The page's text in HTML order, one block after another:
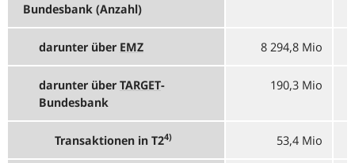
Bundesbank (Anzahl)
darunter über EMZ 8 294,8 Mio
darunter über TARGET-
Bundesbank
190,3 Mio
Transaktionen in T24) 53,4 Mio